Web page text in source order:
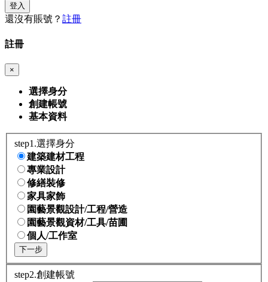
登入
還沒有賬號？ 註冊
註冊
×
選擇身分
創建帳號
基本資料
step1.選擇身分
建築建材工程
專業設計
修繕裝修
家具家飾
園藝景觀設計/工程/營造
園藝景觀資材/工具/苗圃
個人/工作室
下一步
step2.創建帳號